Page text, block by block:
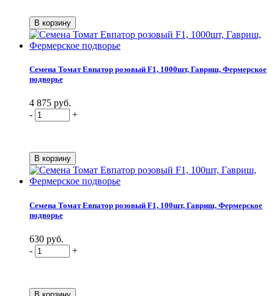
Семена Томат Евпатор розовый F1, 1000шт, Гавриш, Фермерское
подворье
4 875 руб.
-
+
Семена Томат Евпатор розовый F1, 100шт, Гавриш, Фермерское
подворье
630 руб.
-
+